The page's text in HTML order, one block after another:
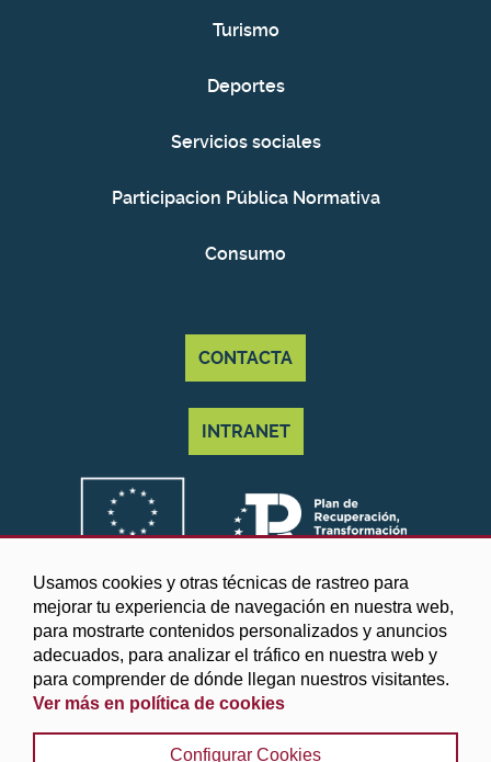
Usamos cookies y otras técnicas de rastreo para
mejorar tu experiencia de navegación en nuestra web,
para mostrarte contenidos personalizados y anuncios
adecuados, para analizar el tráfico en nuestra web y
para comprender de dónde llegan nuestros visitantes.
Ver más en política de cookies
Configurar Cookies
Turismo
Deportes
Servicios sociales
Participacion Pública Normativa
Consumo
CONTACTA
INTRANET
©2025 Diputación de Granada